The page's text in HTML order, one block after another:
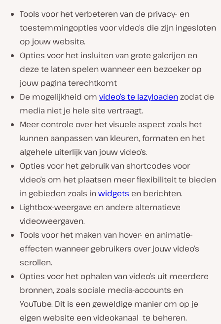
Tools voor het verbeteren van de privacy- en
toestemmingopties voor video’s die zijn ingesloten
op jouw website.
Opties voor het insluiten van grote galerijen en
deze te laten spelen wanneer een bezoeker op
jouw pagina terechtkomt
De mogelijkheid om video’s te lazyloadenzodat de
media niet je hele site vertraagt.
Meer controle over het visuele aspect zoals het
kunnen aanpassen van kleuren, formaten en het
algehele uiterlijk van jouw video’s.
Opties voor het gebruik van shortcodes voor
video’s om het plaatsen meer flexibiliteit te bieden
in gebieden zoals inwidgets en berichten.
Lightbox-weergave en andere alternatieve
videoweergaven.
Tools voor het maken van hover- en animatie-
effecten wanneer gebruikers over jouw video’s
scrollen.
Opties voor het ophalen van video’s uit meerdere
bronnen, zoals sociale media-accounts en
YouTube. Dit is een geweldige manier om op je
eigen website een ​​videokanaal te beheren.